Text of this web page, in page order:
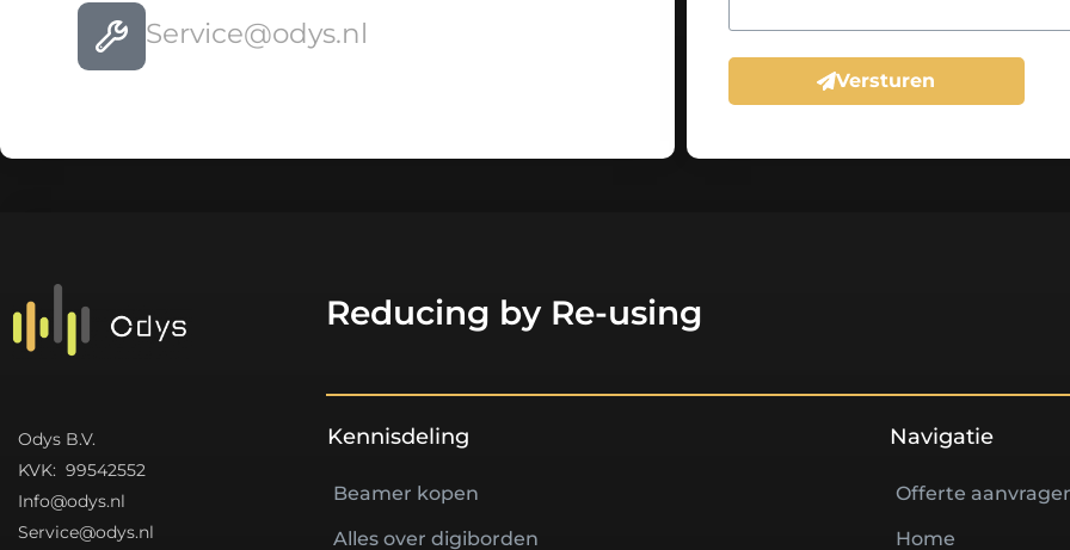
Service@odys.nl
Versturen
Reducing by Re-using
Odys B.V.
KVK: 99542552
Info@odys.nl
Service@odys.nl
Kennisdeling
Beamer kopen
Alles over digiborden
Navigatie
Offerte
Home